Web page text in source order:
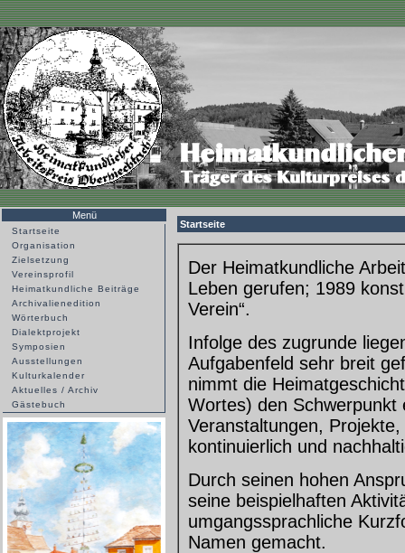
Menü
Startseite
Organisation
Zielsetzung
Vereinsprofil
Heimatkundliche Beiträge
Archivalienedition
Wörterbuch
Dialektprojekt
Symposien
Ausstellungen
Kulturkalender
Aktuelles / Archiv
Gästebuch
Startseite
Der Heimatkundliche
Leben gerufen; 1989
Verein“.
Infolge des zugrunde
Aufgabenfeld sehr breit
nimmt die
Wortes) den
Veranstaltungen,
kontinuierlich und
Durch seinen hohen
seine beispielhaften
umgangssprachliche
Namen gemacht.